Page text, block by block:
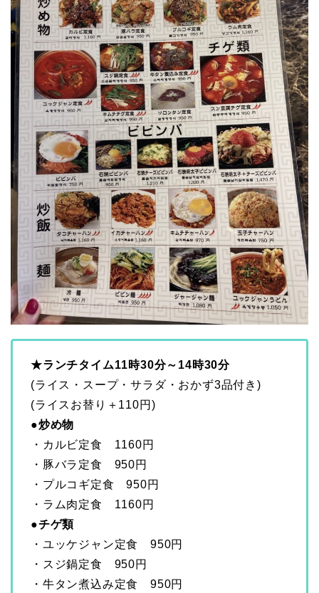
★ランチタイム11時30分～14時30分
(ライス・スープ・サラダ・おかず3品付き)
(ライスお替り＋110円)
●炒め物
・カルビ定食 1160円
・豚バラ定食 950円
・プルコギ定食 950円
・ラム肉定食 1160円
●チゲ類
・ユッケジャン定食 950円
・スジ鍋定食 950円
・牛タン煮込み定食 950円